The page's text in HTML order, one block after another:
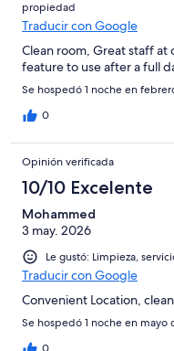
propiedad
Traducir con Google
Clean room, Great staff at
feature to use after a full
Se hospedó 1 noche en
0
Opinión verificada
10/10 Excelente
Mohammed
3 may. 2026
Le gustó: Limpieza,
Traducir con Google
Convenient Location,
Se hospedó 1 noche en mayo